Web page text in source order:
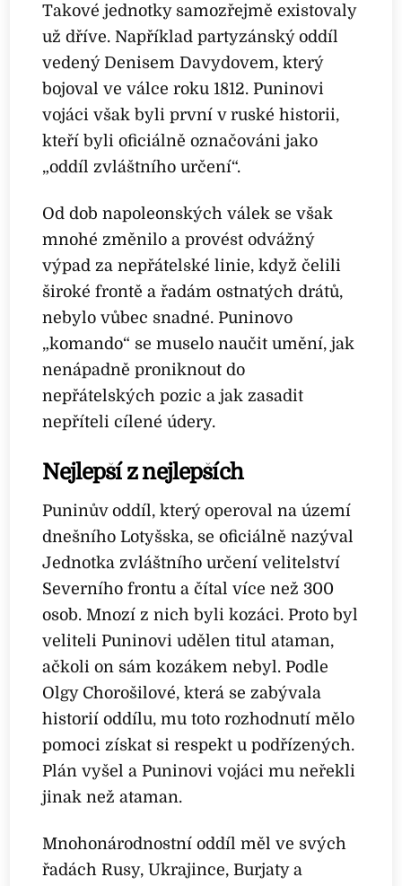
Takové jednotky samozřejmě existovaly
už dříve. Například partyzánský oddíl
vedený Denisem Davydovem, který
bojoval ve válce roku 1812. Puninovi
vojáci však byli první v ruské historii,
kteří byli oficiálně označováni jako
„oddíl zvláštního určení“.
Od dob napoleonských válek se však
mnohé změnilo a provést odvážný
výpad za nepřátelské linie, když čelili
široké frontě a řadám ostnatých drátů,
nebylo vůbec snadné. Puninovo
„komando“ se muselo naučit umění, jak
nenápadně proniknout do
nepřátelských pozic a jak zasadit
nepříteli cílené údery.
Nejlepší z nejlepších
Puninův oddíl, který operoval na území
dnešního Lotyšska, se oficiálně nazýval
Jednotka zvláštního určení velitelství
Severního frontu a čítal více než 300
osob. Mnozí z nich byli kozáci. Proto byl
veliteli Puninovi udělen titul ataman,
ačkoli on sám kozákem nebyl. Podle
Olgy Chorošilové, která se zabývala
historií oddílu, mu toto rozhodnutí mělo
pomoci získat si respekt u podřízených.
Plán vyšel a Puninovi vojáci mu neřekli
jinak než ataman.
Mnohonárodnostní oddíl měl ve svých
řadách Rusy, Ukrajince, Burjaty a